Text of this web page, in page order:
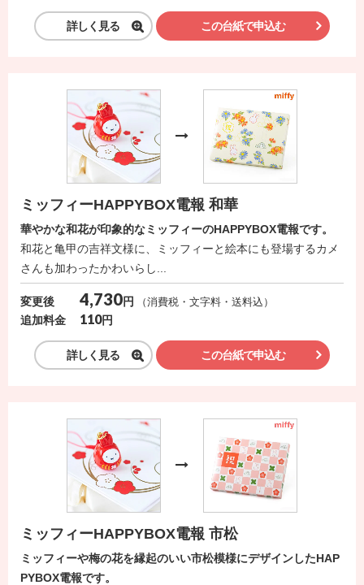
せ
詳しく見る この台紙で申込む
ミッフィーHAPPYBOX電報 和華
華やかな和花が印象的なミッフィーのHAPPYBOX電報です。
和花と亀甲の吉祥文様に、ミッフィーと絵本にも登場するカメ
さんも加わったかわいらし...
変更後 4,730円
（消費税・文字料・送料込）
追加料金
110円
詳しく見る この台紙で申込む
ミッフィーHAPPYBOX電報 市松
ミッフィーや梅の花を縁起のいい市松模様にデザインしたHAP
PYBOX電報です。